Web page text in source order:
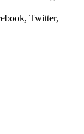
Twitter,